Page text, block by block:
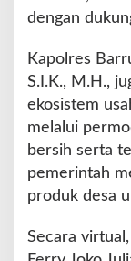
dengan
Kapolres
S.I.K., M.H.,
ekosistem
melalui
bersih serta
pemerintah
produk desa
Secara